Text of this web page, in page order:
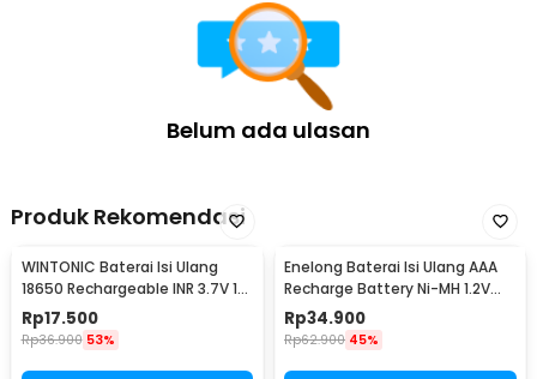
Belum ada ulasan
Produk Rekomendasi
WINTONIC Baterai Isi Ulang
18650 Rechargeable INR 3.7V 1
PCS 2200mAh
Rp17.500
Rp36.900 53%
Enelong Baterai Isi Ulang AAA
Recharge Battery Ni-MH 1.2V
900mAh 4 PCS - HR4
Rp34.900
Rp62.900 45%